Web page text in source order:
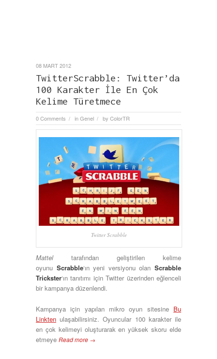
TwitterScrabble: Twitter’da
100 Karakter İle En Çok
Kelime Türetmece
0 Comments / inGenel / by ColorTR
08 MART 2012
Twitter Scrabble
Matteltarafından geliştirilen kelime
oyunu Scrabble‘ın yeni versiyonu olanScrabble
Trickster‘ın tanıtımı için Twitter üzerinden eğlenceli
bir kampanya düzenlendi.
Kampanya için yapılan mikro oyun sitesine Bu
Linkten ulaşabilirsiniz. Oyuncular 100 karakter ile
en çok kelimeyi oluşturarak en yüksek skoru elde
etmeye Read more →